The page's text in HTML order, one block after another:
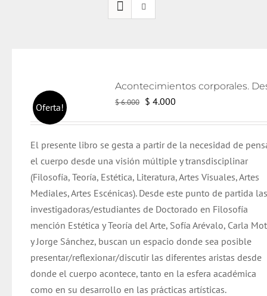
Oferta! $6.000 El
era:
$ 6.000.
$ 4.000
es:
$ 4.000.
El presente libro se gesta a partir de la necesidad de
el cuerpo desde una visión múltiple y transdisciplinar
(Filosofía, Teoría, Estética, Literatura, Artes Visuales, Artes
Mediales, Artes Escénicas). Desde este punto de partida
investigadoras/estudiantes de Doctorado en Filosofía
mención Estética y Teoría del Arte, Sofía Arévalo, Carla
y Jorge Sánchez, buscan un espacio donde sea posible
presentar/reflexionar/discutir las diferentes aristas desde
donde el cuerpo acontece, tanto en la esfera académica
como en su desarrollo en las prácticas artísticas.